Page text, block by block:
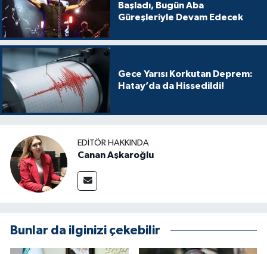
Başladı, Bugün Aba
Güreşleriyle Devam Edecek
Gece Yarısı Korkutan Deprem:
Hatay’da da Hissedildi!
EDITÖR HAKKINDA
Canan Aşkaroğlu
Bunlar da ilginizi çekebilir